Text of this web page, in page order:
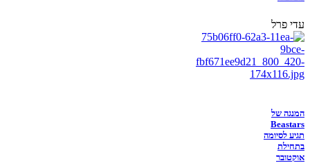
עדי פרל
המנגה של
Beastars
תגיע לסיומה
בתחילת
אוקטובר